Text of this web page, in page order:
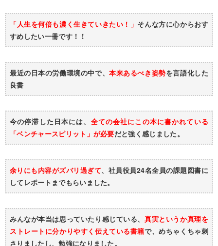
「人生を何倍も濃く生きていきたい！」 そんな方に心からおす
すめしたい一冊です！！
最近の日本の労働環境の中で、本来あるべき姿勢を言語化した
良書
今の停滞した日本には、 全ての会社にこの本に書かれている
「ベンチャースピリット」が必要だと強く感じました。
余りにも内容がズバリ過ぎて、社員役員24名全員の課題図書に
してレポートまでもらいました。
みんなが本当は思っていたり感じている、真実というか真理を
ストレートに分かりやすく伝えている書籍で、めちゃくちゃ刺
さりましたし、勉強になりました。